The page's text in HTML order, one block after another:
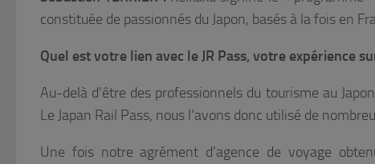
constituée de passionnés du Japon, basés à la fois en
Quel est votre lien avec le JR Pass, votre expérience
Au-delà d’être des professionnels du tourisme au
Le Japan Rail Pass, nous l’avons donc utilisé de
Une fois notre agrément d’agence de voyage